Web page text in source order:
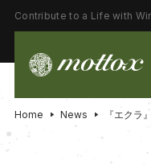
Contribute to a Life with
Home News 『エクラ